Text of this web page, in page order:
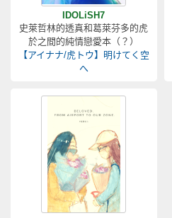
IDOLiSH7
史萊哲林的透真和葛萊芬多的虎
於之間的純情戀愛本（？）
【アイナナ/虎トウ】明けてく空
へ